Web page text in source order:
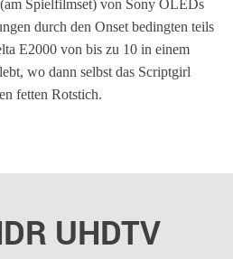
Spielfilmset) von Sony OLEDs
durch den Onset bedingten teils
E2000 von bis zu 10 in einem
wo dann selbst das Scriptgirl
fetten Rotstich.
UHDTV